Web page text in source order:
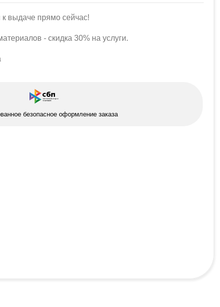
выдаче прямо сейчас!
- скидка 30% на услуги.
безопасное оформление заказа